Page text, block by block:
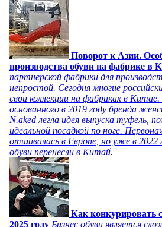
Поворот к Азии.
производства обуви на фабрике в
партнерской фабрики для
непростой. Сегодня многие
свои коллекции на фабриках в
основанного в 2019 году бренда
N.aked легла идея выпуска туфель,
идеальной посадкой по ноге.
отшивалась в Европе, но уже в 2022
обуви перенесли в Китай.
Как конкурировать
2025 году Бизнес обуви является